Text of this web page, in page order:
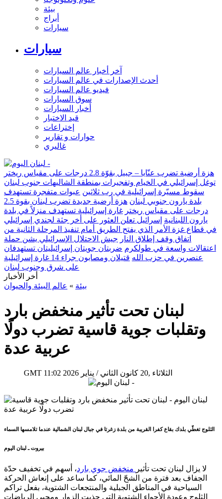
بيئة
أبراج
سيارات
سيارات
آخر أخبار عالم السيارات
أحدث الإصدارات في عالم السيارات
فيديو عالم السيارات
سوق السيارات
أخبار السيارات
قيد الاختبار
إختراعات
حوارات و تقارير
غاليري
هزة أرضية تضرب عنّايا – جبيل بقوّة 2.8 درجات على مقياس ريختر
توغل إسرائيلي في الخيام وتفجيرات بمنطقة الشاليهات جنوب لبنان
سقوط مسيّرة إسرائيلية في رب ثلاثين عبوات متفجرة تستهدف
بلدة يارون جنوبي لبنان
هزة أرضية جديدة تضرب لبنان بقوة 2.5
درجات على مقياس ريختر غارة إسرائيلية تستهدف منزلاً في بلدة
يارون اللبنانية إسرائيل تعلن العثور على أخر جثة لجندي إسرائيلي
في قطاع غزة الأمر الذي يفتح الطريق أمام تنفيذ المرحلة الثانية من
اتفاق وقف إطلاق النار جيش الاحتلال الإسرائيلي يشن حملة
اعتقالات واسعة في طولكرم ضربتان جويتان إسرائيليتان تستهدفان
عنصرين في حزب الله
قتيلان ومصابون جراء 14 غارة إسرائيلية
على شرق وجنوب لبنان
أخر الأخبار
بيئة » عالم البيئة والحيوان
لبنان تحت تأثير منخفض بارد
وتقلبات جوية قاسية تضرب دولًا
عربية عدة
GMT 11:02 2026 الثلاثاء ,20 كانون الثاني / يناير
الثلوج تغطّي بلدك بقاع كفرا القريبة من بلدة زغرتا في جبال لبنان الشمالية عندما تلامسها السماء
بيروت ـ لبنان اليوم
لا يزال لبنان تحت تأثير منخفض جوي بارد، أسهم في تخفيف حدّة
الجفاف بعد فترة من الشحّ المائي، كما ساعد على إنعاش الحركة
السياحية في المناطق الجبلية والمنتجعات الشتوية، بفعل تراكم
الثلوج وعودة الأجواء الشتوية التي جذبت الزوار ومحبي الرياضات